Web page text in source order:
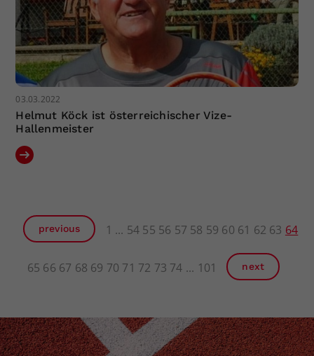
03.03.2022
Helmut Köck ist österreichischer Vize-
Hallenmeister
previous 1 54 55 56 57 58 59 60 61 62 63 64
65 66 67 68 69 70 71 72 73 74 101 next